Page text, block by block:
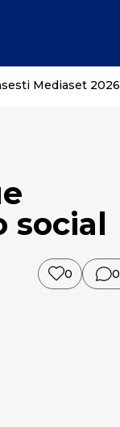
Mediaset 2026
social
0 0